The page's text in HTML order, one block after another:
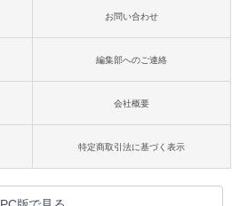
お問い合わせ
編集部へのご連絡
会社概要
特定商取引法に基づく表示